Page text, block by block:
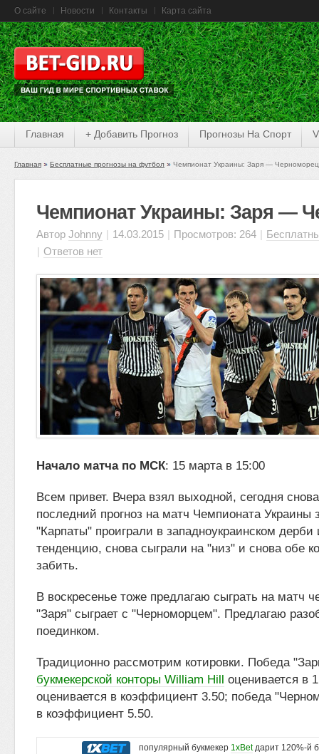
О сайте Новости Контакты Карта сайта
Главная + Добавить Прогноз Прогнозы На Спорт
Главная Бесплатные прогнозы на футбол Чемпионат Украины: Заря — Черноморец
Чемпионат Украины: Заря —
Автор Johnny | 14.03.2015 | Просмотров: 264 |
| Ответов нет
Начало матча по МСК: 15 марта в 15:00
Всем привет. Вчера взял выходной, сегодня
последний прогноз на матч Чемпионата Украины
"Карпаты" проиграли в западноукраинском дерби
тенденцию, снова сыграли на "низ" и снова обе
забить.
В воскресенье тоже предлагаю сыграть на матч
"Заря" сыграет с "Черноморцем". Предлагаю
поединком.
Традиционно рассмотрим котировки. Победа
букмекерской конторы William Hill оценивается в
оценивается в коэффициент 3.50; победа
в коэффициент 5.50.
популярный букмекер 1xBetдарит 120%-й